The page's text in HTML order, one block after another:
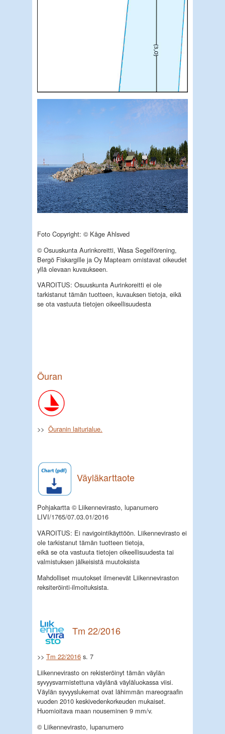
Foto Copyright: © Kåge Ahlsved
© Osuuskunta Aurinkoreitti, Wasa Segelförening,
Bergö Fiskargille ja Oy Mapteam omistavat oikeudet
yllä olevaan kuvaukseen.
VAROITUS: Osuuskunta Aurinkoreitti ei ole
tarkistanut tämän tuotteen, kuvauksen tietoja, eikä
se ota vastuuta tietojen oikeellisuudesta
Öuran
>> Öuranin laiturialue.
Väyläkarttaote
Pohjakartta © Liikennevirasto, lupanumero
LIVI/1765/07.03.01/2016
VAROITUS: Ei navigointikäyttöön. Liikennevirasto ei
ole tarkistanut tämän tuotteen tietoja,
eikä se ota vastuuta tietojen oikeellisuudesta tai
valmistuksen jälkeisistä muutoksista
Mahdolliset muutokset ilmenevät Liikenneviraston
reksiteröinti-ilmoituksista.
Tm 22/2016
>> Tm 22/2016 s. 7
Liikennevirasto on rekisteröinyt tämän väylän
syvyysvarmistettuna väylänä väyläluokassa viisi.
Väylän syvyyslukemat ovat lähimmän mareograafin
vuoden 2010 keskivedenkorkeuden mukaiset.
Huomioitava maan nouseminen 9 mm/v.
© Liikennevirasto, lupanumero